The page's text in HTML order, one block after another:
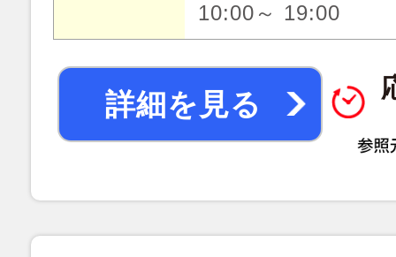
10:00～ 19:00
詳細を見る